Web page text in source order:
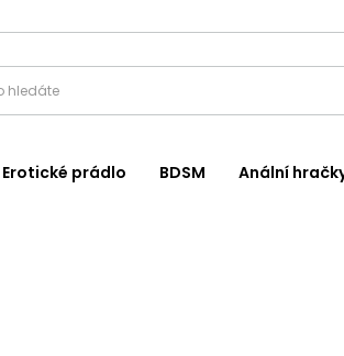
Erotické prádlo BDSM Anální